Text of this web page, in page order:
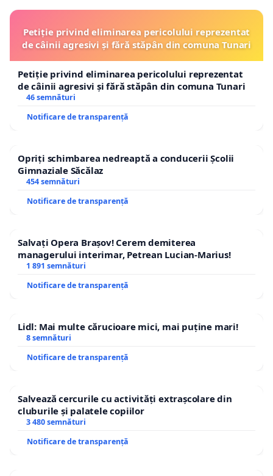
Petiție privind eliminarea pericolului reprezentat
de câinii agresivi și fără stăpân din comuna Tunari
Petiție privind eliminarea pericolului reprezentat
de câinii agresivi și fără stăpân din comuna Tunari
46 semnături
Notificare de transparență
Opriți schimbarea nedreaptă a conducerii Școlii
Gimnaziale Săcălaz
454 semnături
Notificare de transparență
Salvați Opera Brașov! Cerem demiterea
managerului interimar, Petrean Lucian-Marius!
1 891 semnături
Notificare de transparență
Lidl: Mai multe cărucioare mici, mai puține mari!
8 semnături
Notificare de transparență
Salvează cercurile cu activități extrașcolare din
cluburile și palatele copiilor
3 480 semnături
Notificare de transparență